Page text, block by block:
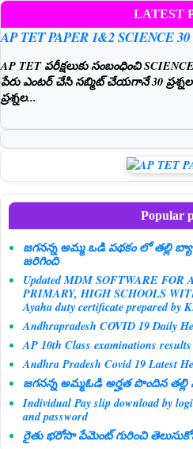
LATEST
AP TET PAPER 1&2 SCIENCE
AP TET పరీక్షలుకు సంబంధించి
పేరు ఎంటర్ చేసి సబ్మిట్ చేయగానే 30
ప్రశ్నల...
Popular
జగనన్న అమ్మ ఒడి పథకం లో తల్లి
జరిగింది
Updated MDM SOFTWARE FOR
PRIMARY, HIGH SCHOOLS
Ayaha duty certificate prepared by
Andhrapradesh COVID 19 Daily
AP 10th Class examinations results
Andhra Pradesh Covid 19 Latest
జగనన్న అమ్మఓడి అర్హత పొందిన తల్లి
Individual Pay slip download by
and password
రైతు భరోసా పేమెంట్ గురించి